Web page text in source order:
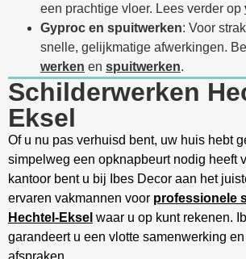
een prachtige vloer. Lees verder op
Gyproc en spuitwerken: Voor
snelle, gelijkmatige afwerkingen.
werken en spuitwerken.
Schilderwerken
Eksel
Of u nu pas verhuisd bent, uw huis hebt
simpelweg een opknapbeurt nodig heeft
kantoor bent u bij Ibes Decor aan het
ervaren vakmannen voor professionele
Hechtel-Eksel waar u op kunt rekenen.
garandeert u een vlotte samenwerking